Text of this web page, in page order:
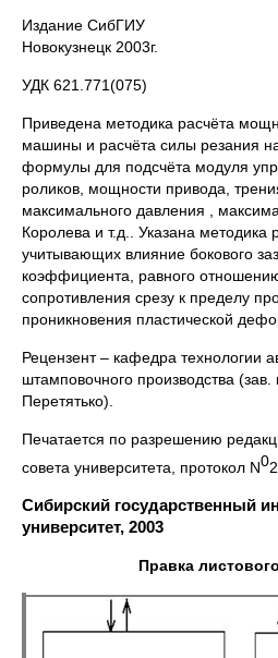
Издание
Новокузнецк 2003г.
УДК 621.771(075)
Приведена методика расчёта
машины и расчёта силы резания
формулы для подсчёта модуля
роликов, мощности привода,
максимального давления ,
Королева и т.д.. Указана методика
учитывающих влияние бокового
коэффициента, равного
сопротивления срезу к пределу
проникновения пластической
Рецензент – кафедра технологии
штамповочного производства
Перетятько).
Печатается по разрешению
совета университета, протокол N0
Сибирский государственный
университет, 2003
Правка